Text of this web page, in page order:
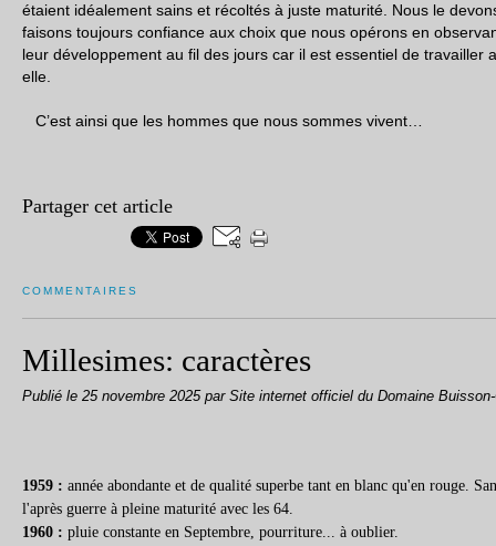
étaient idéalement sains et récoltés à juste maturité. Nous le
faisons toujours confiance aux choix que nous opérons en
leur développement au fil des jours car il est essentiel de
elle.
C’est ainsi que les hommes que nous sommes vivent…
Partager cet article
COMMENTAIRES
Millesimes: caractères
Publié le 25 novembre 2025 par Site internet officiel du Domaine
1959 : année abondante et de qualité superbe tant en blanc qu'en rouge.
l'après guerre à pleine maturité avec les 64.
1960 : pluie constante en Septembre, pourriture... à oublier.